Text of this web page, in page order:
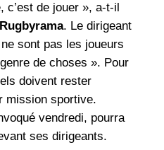
c’est de jouer », a-t-il
Rugbyrama. Le dirigeant
sont pas les joueurs
de choses ». Pour
doivent rester
mission sportive.
vendredi, pourra
ses dirigeants.